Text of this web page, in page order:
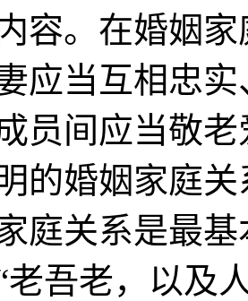
容。在婚姻
应当互相忠
员间应当敬
的婚姻家庭
庭关系是最
老吾老，以及